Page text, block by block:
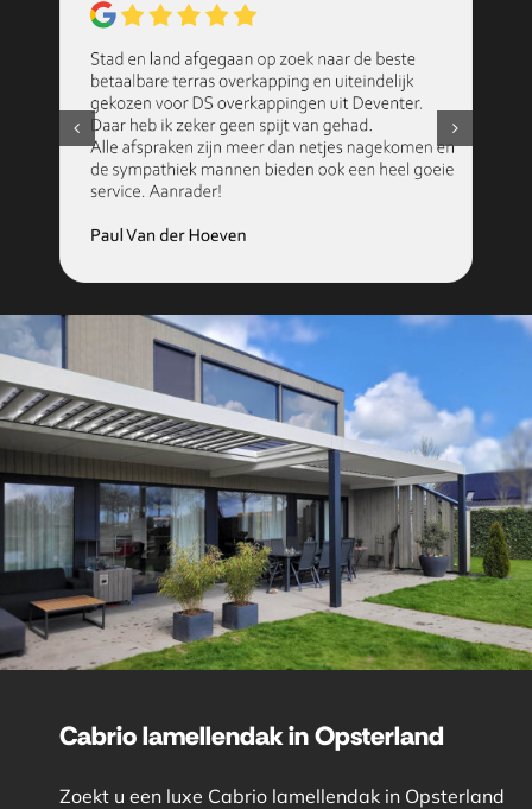
Cabrio lamellendak in Opsterland
Zoekt u een luxe Cabrio lamellendak in Opsterland